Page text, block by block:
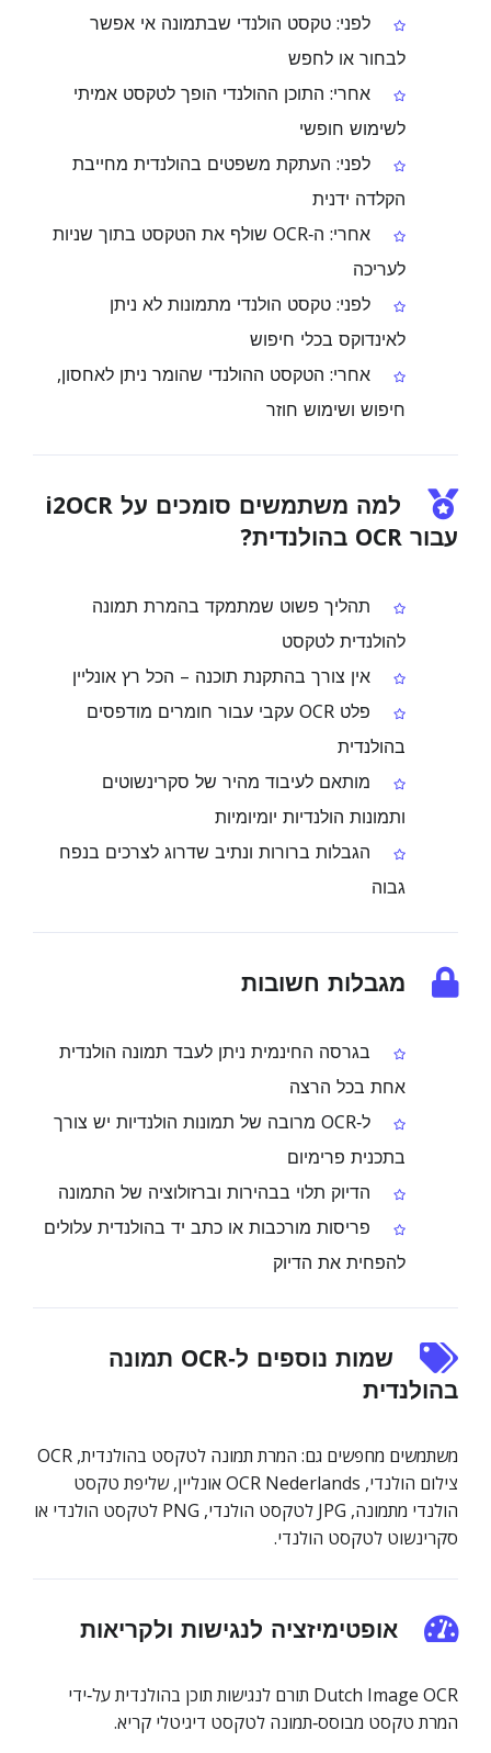
לפני: טקסט הולנדי שבתמונה אי אפשר
לבחור או לחפש
אחרי: התוכן ההולנדי הופך לטקסט אמיתי
לשימוש חופשי
לפני: העתקת משפטים בהולנדית מחייבת
הקלדה ידנית
אחרי: ה‑OCR שולף את הטקסט בתוך שניות
לעריכה
לפני: טקסט הולנדי מתמונות לא ניתן
לאינדוקס בכלי חיפוש
אחרי: הטקסט ההולנדי שהומר ניתן לאחסון,
חיפוש ושימוש חוזר
למה משתמשים סומכים על i2OCR
עבור OCR בהולנדית?
תהליך פשוט שמתמקד בהמרת תמונה
להולנדית לטקסט
אין צורך בהתקנת תוכנה – הכל רץ אונליין
פלט OCR עקבי עבור חומרים מודפסים
בהולנדית
מותאם לעיבוד מהיר של סקרינשוטים
ותמונות הולנדיות יומיומיות
הגבלות ברורות ונתיב שדרוג לצרכים בנפח
גבוה
מגבלות חשובות
בגרסה החינמית ניתן לעבד תמונה הולנדית
אחת בכל הרצה
ל‑OCR מרובה של תמונות הולנדיות יש צורך
בתכנית פרימיום
הדיוק תלוי בבהירות וברזולוציה של התמונה
פריסות מורכבות או כתב יד בהולנדית עלולים
להפחית את הדיוק
שמות נוספים ל‑OCR תמונה
בהולנדית
משתמשים מחפשים גם: המרת תמונה לטקסט בהולנדית, OCR
צילום הולנדי, OCR Nederlands אונליין, שליפת טקסט
הולנדי מתמונה, JPG לטקסט הולנדי, PNG לטקסט הולנדי או
סקרינשוט לטקסט הולנדי.
אופטימיזציה לנגישות ולקריאות
Dutch Image OCR תורם לנגישות תוכן בהולנדית על‑ידי
המרת טקסט מבוסס‑תמונה לטקסט דיגיטלי קריא.